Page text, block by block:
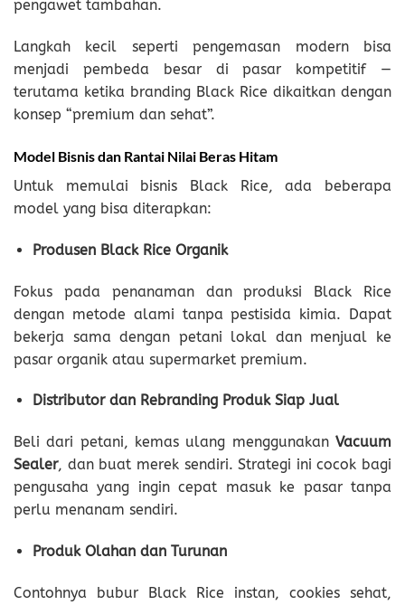
pengawet tambahan.
Langkah kecil seperti pengemasan modern bisa
menjadi pembeda besar di pasar kompetitif —
terutama ketika branding Black Rice dikaitkan dengan
konsep “premium dan sehat”.
Model Bisnis dan Rantai Nilai Beras Hitam
Untuk memulai bisnis Black Rice, ada beberapa
model yang bisa diterapkan:
Produsen Black Rice Organik
Fokus pada penanaman dan produksi Black Rice
dengan metode alami tanpa pestisida kimia. Dapat
bekerja sama dengan petani lokal dan menjual ke
pasar organik atau supermarket premium.
Distributor dan Rebranding Produk Siap Jual
Beli dari petani, kemas ulang menggunakan Vacuum
Sealer, dan buat merek sendiri. Strategi ini cocok bagi
pengusaha yang ingin cepat masuk ke pasar tanpa
perlu menanam sendiri.
Produk Olahan dan Turunan
Contohnya bubur Black Rice instan, cookies sehat,